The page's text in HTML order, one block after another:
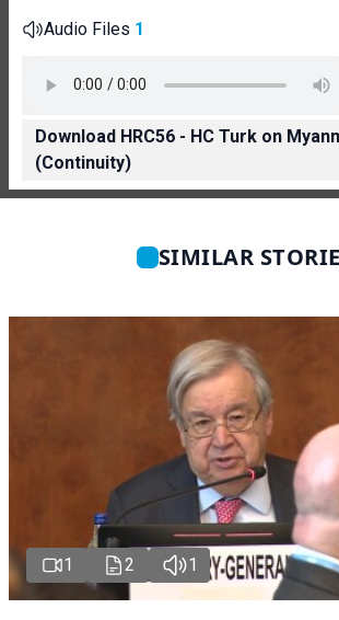
Audio Files 1
Download HRC56 - HC Turk on
(Continuity)
SIMILAR
1 2 1